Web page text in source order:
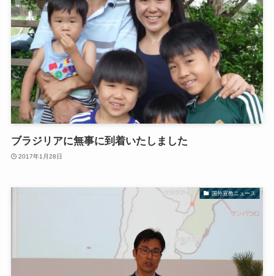
ブラジリアに無事に到着いたしました
2017年1月28日
国外宣教ニュース